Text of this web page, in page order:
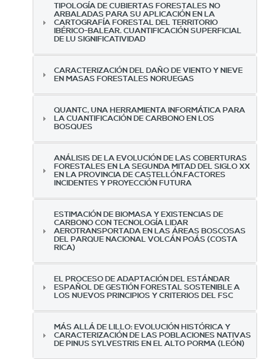
TIPOLOGÍA DE CUBIERTAS FORESTALES NO
ARBALADAS PARA SU APLICACIÓN EN LA
CARTOGRAFÍA FORESTAL DEL TERRITORIO
IBÉRICO-BALEAR. CUANTIFICACIÓN SUPERFICIAL
DE LU SIGNIFICATIVIDAD
CARACTERIZACIÓN DEL DAÑO DE VIENTO Y NIEVE
EN MASAS FORESTALES NORUEGAS
QUANTC, UNA HERRAMIENTA INFORMÁTICA PARA
LA CUANTIFICACIÓN DE CARBONO EN LOS
BOSQUES
ANÁLISIS DE LA EVOLUCIÓN DE LAS COBERTURAS
FORESTALES EN LA SEGUNDA MITAD DEL SIGLO XX
EN LA PROVINCIA DE CASTELLÓN.FACTORES
INCIDENTES Y PROYECCIÓN FUTURA
ESTIMACIÓN DE BIOMASA Y EXISTENCIAS DE
CARBONO CON TECNOLOGÍA LIDAR
AEROTRANSPORTADA EN LAS ÁREAS BOSCOSAS
DEL PARQUE NACIONAL VOLCÁN POÁS (COSTA
RICA)
EL PROCESO DE ADAPTACIÓN DEL ESTÁNDAR
ESPAÑOL DE GESTIÓN FORESTAL SOSTENIBLE A
LOS NUEVOS PRINCIPIOS Y CRITERIOS DEL FSC
MÁS ALLÁ DE LILLO: EVOLUCIÓN HISTÓRICA Y
CARACTERIZACIÓN DE LAS POBLACIONES NATIVAS
DE PINUS SYLVESTRIS EN EL ALTO PORMA (LEÓN)